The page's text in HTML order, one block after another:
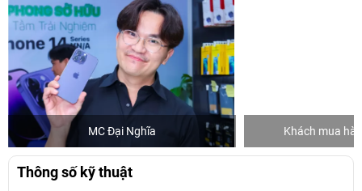
MC Đại Nghĩa Khách mua
Thông số kỹ thuật